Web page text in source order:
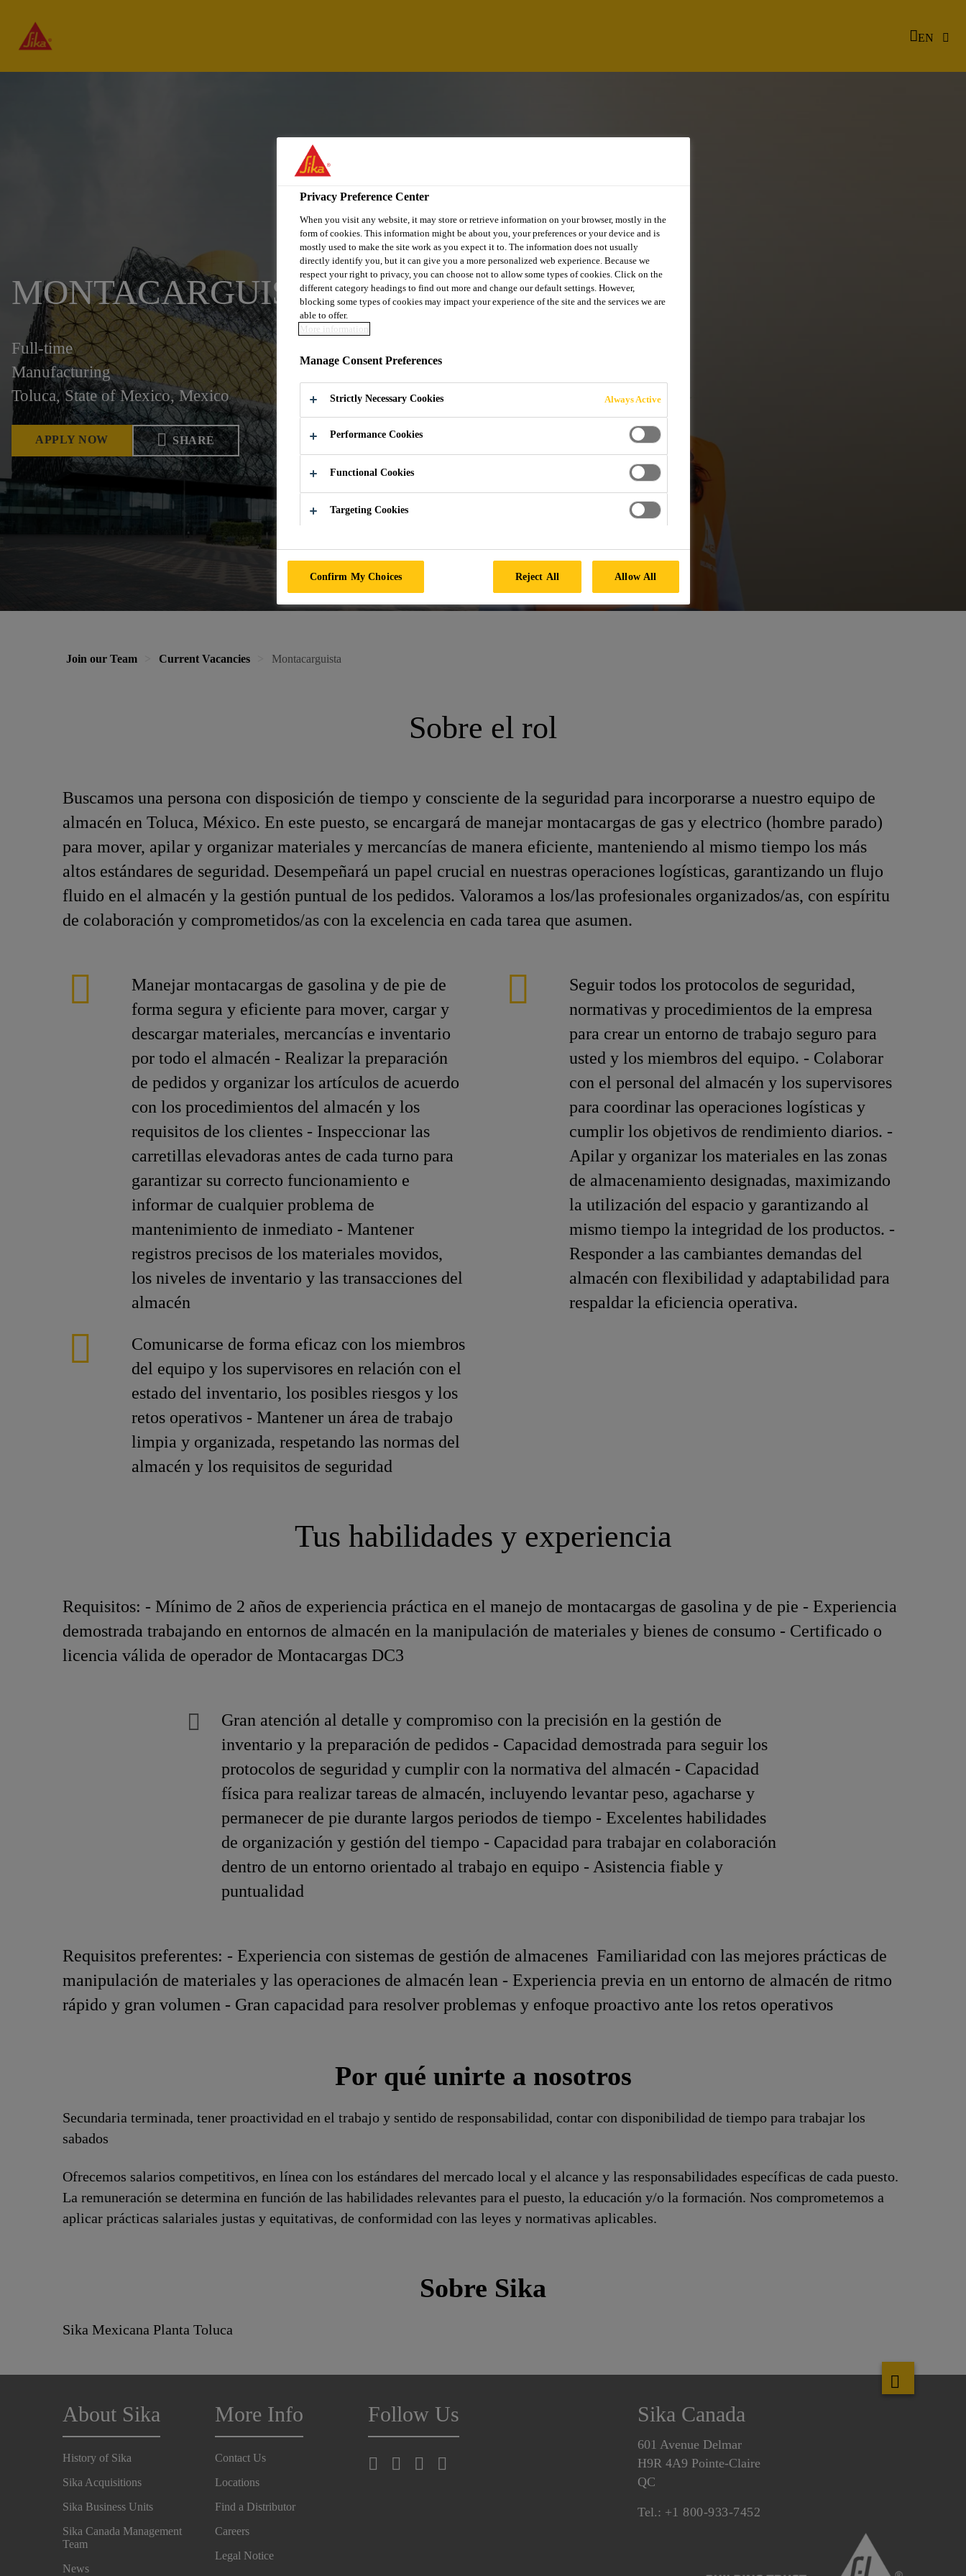
EN
MONTACARGUISTA
Full-time
Manufacturing
Toluca, State of Mexico, Mexico
APPLY NOW SHARE
Join our Team Current Vacancies Montacarguista
Sobre el rol
Buscamos una persona con disposición de tiempo y consciente de la seguridad para incorporarse a nuestro equipo de
almacén en Toluca, México. En este puesto, se encargará de manejar montacargas de gas y electrico (hombre parado)
para mover, apilar y organizar materiales y mercancías de manera eficiente, manteniendo al mismo tiempo los más
altos estándares de seguridad. Desempeñará un papel crucial en nuestras operaciones logísticas, garantizando un flujo
fluido en el almacén y la gestión puntual de los pedidos. Valoramos a los/las profesionales organizados/as, con espíritu
de colaboración y comprometidos/as con la excelencia en cada tarea que asumen.
Manejar montacargas de gasolina y de pie de
forma segura y eficiente para mover, cargar y
descargar materiales, mercancías e inventario
por todo el almacén - Realizar la preparación
de pedidos y organizar los artículos de acuerdo
con los procedimientos del almacén y los
requisitos de los clientes - Inspeccionar las
carretillas elevadoras antes de cada turno para
garantizar su correcto funcionamiento e
informar de cualquier problema de
mantenimiento de inmediato - Mantener
registros precisos de los materiales movidos,
los niveles de inventario y las transacciones del
almacén
Seguir todos los protocolos de seguridad,
normativas y procedimientos de la empresa
para crear un entorno de trabajo seguro para
usted y los miembros del equipo. - Colaborar
con el personal del almacén y los supervisores
para coordinar las operaciones logísticas y
cumplir los objetivos de rendimiento diarios. -
Apilar y organizar los materiales en las zonas
de almacenamiento designadas, maximizando
la utilización del espacio y garantizando al
mismo tiempo la integridad de los productos. -
Responder a las cambiantes demandas del
almacén con flexibilidad y adaptabilidad para
respaldar la eficiencia operativa.
Comunicarse de forma eficaz con los miembros
del equipo y los supervisores en relación con el
estado del inventario, los posibles riesgos y los
retos operativos - Mantener un área de trabajo
limpia y organizada, respetando las normas del
almacén y los requisitos de seguridad
Tus habilidades y experiencia
Requisitos: - Mínimo de 2 años de experiencia práctica en el manejo de montacargas de gasolina y de pie - Experiencia
demostrada trabajando en entornos de almacén en la manipulación de materiales y bienes de consumo - Certificado o
licencia válida de operador de Montacargas DC3
Gran atención al detalle y compromiso con la precisión en la gestión de
inventario y la preparación de pedidos - Capacidad demostrada para seguir los
protocolos de seguridad y cumplir con la normativa del almacén - Capacidad
física para realizar tareas de almacén, incluyendo levantar peso, agacharse y
permanecer de pie durante largos periodos de tiempo - Excelentes habilidades
de organización y gestión del tiempo - Capacidad para trabajar en colaboración
dentro de un entorno orientado al trabajo en equipo - Asistencia fiable y
puntualidad
Requisitos preferentes: - Experiencia con sistemas de gestión de almacenes Familiaridad con las mejores prácticas de
manipulación de materiales y las operaciones de almacén lean - Experiencia previa en un entorno de almacén de ritmo
rápido y gran volumen - Gran capacidad para resolver problemas y enfoque proactivo ante los retos operativos
Por qué unirte a nosotros
Secundaria terminada, tener proactividad en el trabajo y sentido de responsabilidad, contar con disponibilidad de tiempo para trabajar los
sabados
Ofrecemos salarios competitivos, en línea con los estándares del mercado local y el alcance y las responsabilidades específicas de cada puesto.
La remuneración se determina en función de las habilidades relevantes para el puesto, la educación y/o la formación. Nos comprometemos a
aplicar prácticas salariales justas y equitativas, de conformidad con las leyes y normativas aplicables.
Sobre Sika
Sika Mexicana Planta Toluca
About Sika
History of Sika
Sika Acquisitions
Sika Business Units
Sika Canada Management
Team
News
More Info
Contact Us
Locations
Find a Distributor
Careers
Legal Notice
Follow Us Sika Canada
601 Avenue Delmar
H9R 4A9 Pointe-Claire
QC
Tel.: +1 800-933-7452
Privacy Preference Center
When you visit any website, it may store or retrieve information on your browser, mostly in the
form of cookies. This information might be about you, your preferences or your device and is
mostly used to make the site work as you expect it to. The information does not usually
directly identify you, but it can give you a more personalized web experience. Because we
respect your right to privacy, you can choose not to allow some types of cookies. Click on the
different category headings to find out more and change our default settings. However,
blocking some types of cookies may impact your experience of the site and the services we are
able to offer.
More information
Manage Consent Preferences
Strictly Necessary Cookies Always Active
Performance Cookies
Functional Cookies
Targeting Cookies
Confirm My Choices Reject All Allow All